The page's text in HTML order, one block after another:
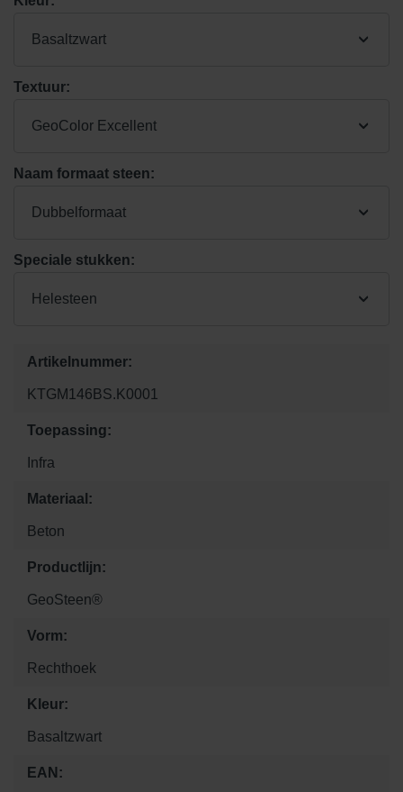
Basaltzwart
Textuur:
GeoColor Excellent
Naam formaat steen:
Dubbelformaat
Speciale stukken:
Helesteen
Artikelnummer:
KTGM146BS.K0001
Toepassing:
Infra
Materiaal:
Beton
Productlijn:
GeoSteen®
Vorm:
Rechthoek
Kleur:
Basaltzwart
EAN: